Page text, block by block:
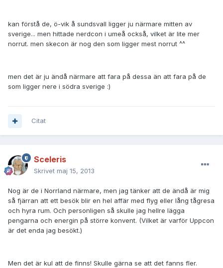
kan förstå de, ö-vik å sundsvall ligger ju närmare mitten av
sverige... men hittade nerdcon i umeå också, vilket är lite mer
norrut. men skecon är nog den som ligger mest norrut ^^
men det är ju ändå närmare att fara på dessa än att fara på de
som ligger nere i södra sverige :)
Citat
Sceleris
Skrivet maj 15, 2013
Nog är de i Norrland närmare, men jag tänker att de ändå är mig
så fjärran att ett besök blir en hel affär med flyg eller lång tågresa
och hyra rum. Och personligen så skulle jag hellre lägga
pengarna och energin på större konvent. (Vilket är varför Uppcon
är det enda jag besökt.)
Men det är kul att de finns! Skulle gärna se att det fanns fler.